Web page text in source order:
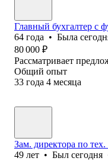
Главный бухгалтер с
64 года • Была
80 000 ₽
Рассматривает
Общий опыт
33 года 4 месяца
Зам. директора по
49 лет • Был сегодня